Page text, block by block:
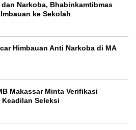
Narkoba, Bhabinkamtibmas
ke Sekolah
Himbauan Anti Narkoba di MA
Makassar Minta Verifikasi
Seleksi